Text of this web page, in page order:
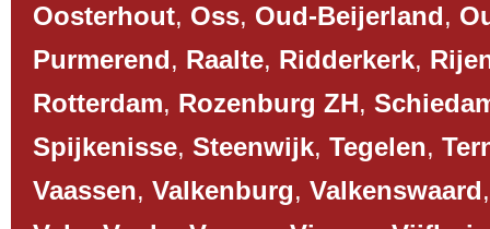
Oosterhout, Oss, Oud-Beijerland,
Purmerend, Raalte, Ridderkerk,
Rotterdam, Rozenburg ZH,
Spijkenisse, Steenwijk, Tegelen,
Vaassen, Valkenburg, Valkenswaard